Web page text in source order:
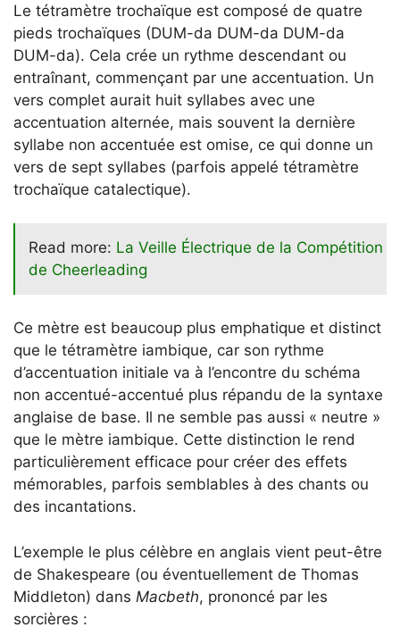
Le tétramètre trochaïque est composé de quatre
pieds trochaïques (DUM-da DUM-da DUM-da
DUM-da). Cela crée un rythme descendant ou
entraînant, commençant par une accentuation. Un
vers complet aurait huit syllabes avec une
accentuation alternée, mais souvent la dernière
syllabe non accentuée est omise, ce qui donne un
vers de sept syllabes (parfois appelé tétramètre
trochaïque catalectique).
Read more: La Veille Électrique de la Compétition
de Cheerleading
Ce mètre est beaucoup plus emphatique et distinct
que le tétramètre iambique, car son rythme
d’accentuation initiale va à l’encontre du schéma
non accentué-accentué plus répandu de la syntaxe
anglaise de base. Il ne semble pas aussi « neutre »
que le mètre iambique. Cette distinction le rend
particulièrement efficace pour créer des effets
mémorables, parfois semblables à des chants ou
des incantations.
L’exemple le plus célèbre en anglais vient peut-être
de Shakespeare (ou éventuellement de Thomas
Middleton) dans Macbeth, prononcé par les
sorcières :